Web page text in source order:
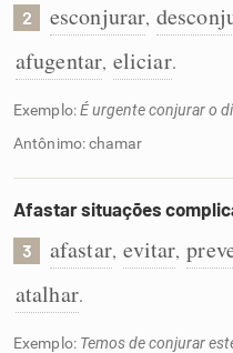
Caça-palavras
Sinônimos
2 esconjurar,
afugentar, eliciar.
Exemplo:É urgente conjurar o
Antônimo: chamar
Afastar situações
3 afastar, evitar,
atalhar.
Exemplo: Temos de conjurar